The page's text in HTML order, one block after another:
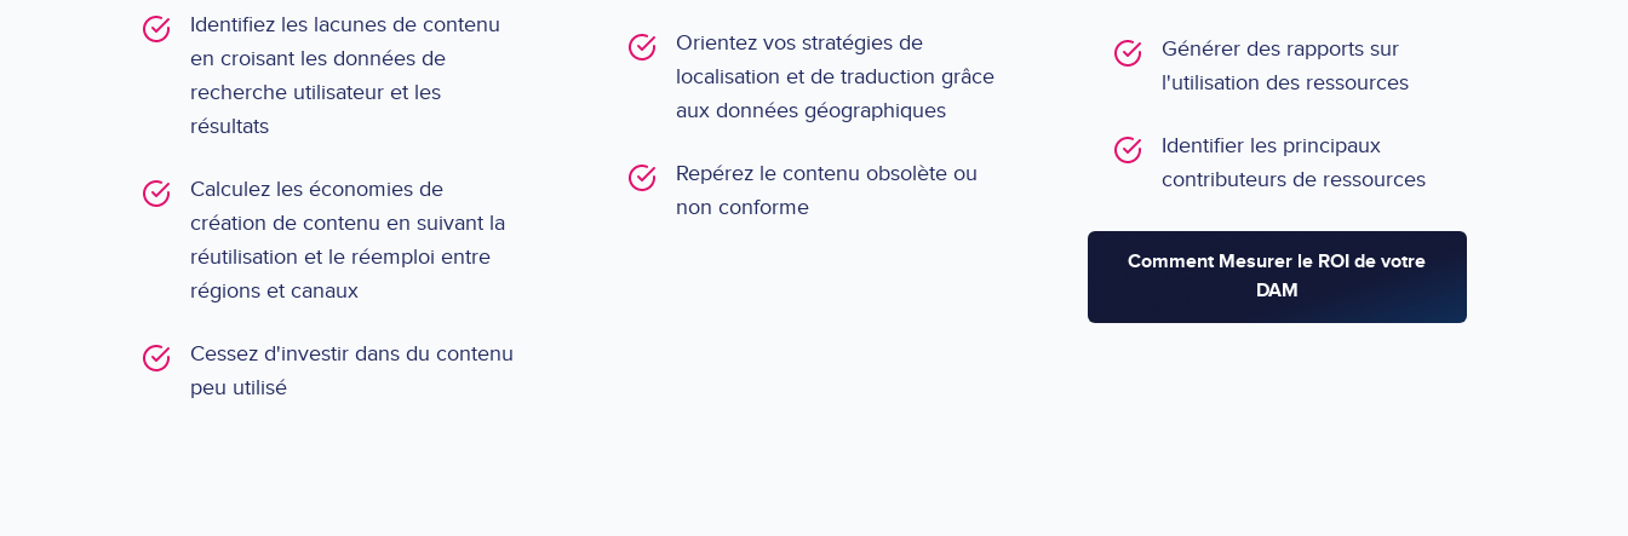
Identifiez les lacunes de contenu
en croisant les données de
recherche utilisateur et les
résultats
Calculez les économies de
création de contenu en suivant la
réutilisation et le réemploi entre
régions et canaux
Cessez d'investir dans du contenu
peu utilisé
Orientez vos stratégies de
localisation et de traduction grâce
aux données géographiques
Repérez le contenu obsolète ou
non conforme
Générer des rapports sur
l'utilisation des ressources
Identifier les principaux
contributeurs de ressources
Comment Mesurer le ROI de votre
DAM